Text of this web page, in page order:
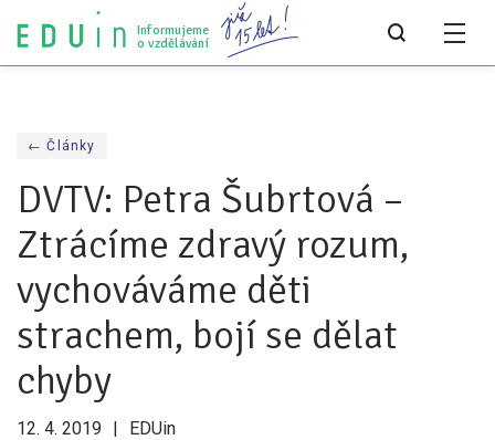
Informujeme
o vzdělávání
Všechny články
Všechny články
Analýzy
Audit vzdělávacího systému
Všechny analýzy
Pro média
← Články
DVTV: Petra Šubrtová –
Ztrácíme zdravý rozum,
vychováváme děti
strachem, bojí se dělat
chyby
12. 4. 2019 EDUin